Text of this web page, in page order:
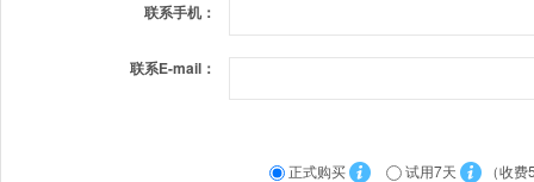
联系手机：
联系E-mail：
正式购买 试用7天
（收费